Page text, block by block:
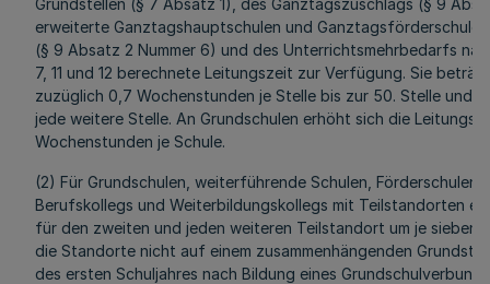
Grundstellen (§ 7 Absatz 1), des Ganztagszuschlags (§ 9
erweiterte Ganztagshauptschulen und
(§ 9 Absatz 2 Nummer 6) und des Unterrichtsmehrbedarfs
7, 11 und 12 berechnete Leitungszeit zur Verfügung. Sie
zuzüglich 0,7 Wochenstunden je Stelle bis zur 50. Stelle und
jede weitere Stelle. An Grundschulen erhöht sich die
Wochenstunden je Schule.
(2) Für Grundschulen, weiterführende Schulen, Förderschulen,
Berufskollegs und Weiterbildungskollegs mit Teilstandorten
für den zweiten und jeden weiteren Teilstandort um je sieben
die Standorte nicht auf einem zusammenhängenden
des ersten Schuljahres nach Bildung eines